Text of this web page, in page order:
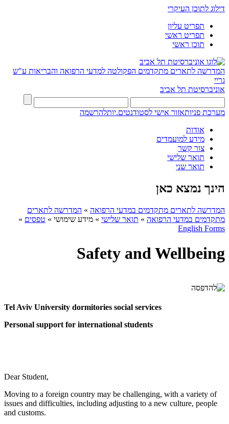
דילוג לתוכן העיקרי
תפריט עליון
תפריט ראשי
תוכן ראשי
המדרשה לתארים מתקדמים הפקולטה למדעי הרפואה והבריאות ע"ש
גריי
אוניברסיטת תל אביב
מערכת פניותאזור אישי לסטודנטים.יותלהרשמה
אודות
מידע למועמדים
צור קשר
תואר שלישי
תואר שני
הינך נמצא כאן
המדרשה לתארים מתקדמים במדעי הרפואה » המדרשה לתארים
מתקדמים במדעי הרפואה » תואר שלישי » מידע שימושי » טפסים »
English Forms
Safety and Wellbeing
Tel Aviv University dormitories social services
Personal support for international students
Dear Student,
Moving to a foreign country may be challenging, with a variety of
issues and difficulties, including adjusting to a new culture, people
and customs.